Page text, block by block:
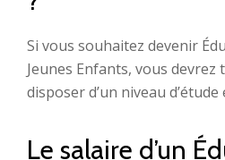
Si vous souhaitez devenir
Jeunes Enfants, vous
disposer d’un niveau
Le salaire d’un